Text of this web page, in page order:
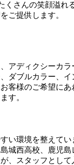
くさんの笑顔溢れ
ご提供します。
アディクシーカラ
ダブルカラー、
客様のご希望に
す。
い環境を整えて
城西高校、鹿児
、スタッフとして